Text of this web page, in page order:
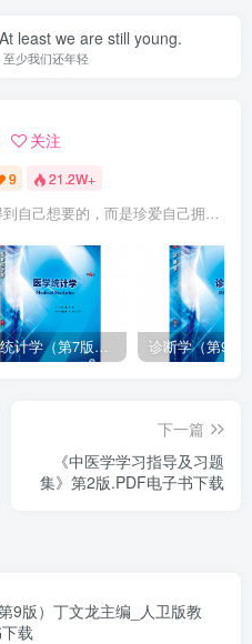
least we are still young.
少我们还年轻
关注
9 21.2W+
幸福并不是一味得到自己想要的，而是珍爱自己拥有的
医学统计学（第7版）李康主编_人卫版教材.PDF电子书下载
下一篇
《中医学学习指导及习题
集》第2版.PDF电子书下载
9版）丁文龙主编_人卫版教
载